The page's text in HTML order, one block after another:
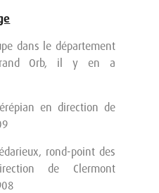
dans le département
Orb, il y en a
en direction de
rond-point des
de Clermont